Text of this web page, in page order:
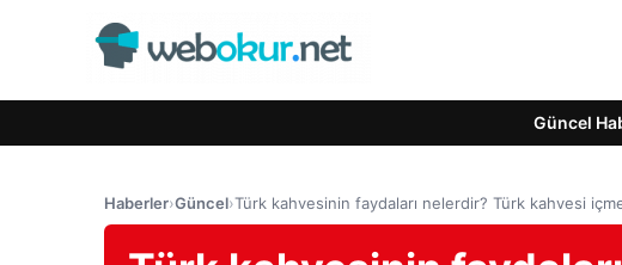
Güncel
Haberler›Güncel›Türk kahvesinin faydaları nelerdir? Türk kahvesi